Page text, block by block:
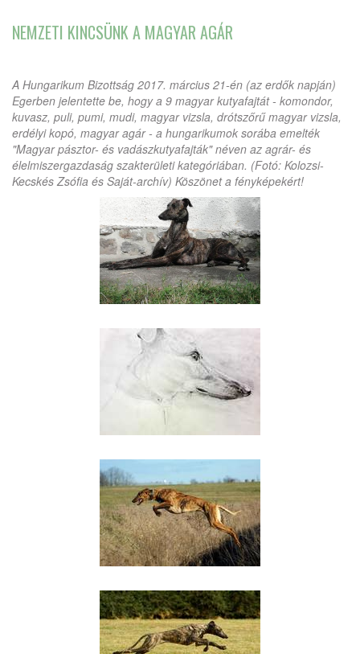
NEMZETI KINCSÜNK A MAGYAR AGÁR
A Hungarikum Bizottság 2017. március 21-én (az erdők napján)
Egerben jelentette be, hogy a 9 magyar kutyafajtát - komondor,
kuvasz, puli, pumi, mudi, magyar vizsla, drótszőrű magyar vizsla,
erdélyi kopó, magyar agár - a hungarikumok sorába emelték
"Magyar pásztor- és vadászkutyafajták" néven az agrár- és
élelmiszergazdaság szakterületi kategóriában. (Fotó: Kolozsi-
Kecskés Zsófia és Saját-archív) Köszönet a fényképekért!